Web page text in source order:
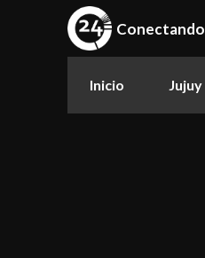
Conectando
Inicio Jujuy